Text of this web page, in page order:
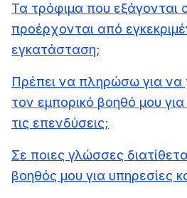
Τα τρόφιμα που εξάγονται
προέρχονται από
εγκατάσταση;
Πρέπει να πληρώσω για να
τον εμπορικό βοηθό μου για
τις επενδύσεις;
Σε ποιες γλώσσες
βοηθός μου για υπηρεσίες